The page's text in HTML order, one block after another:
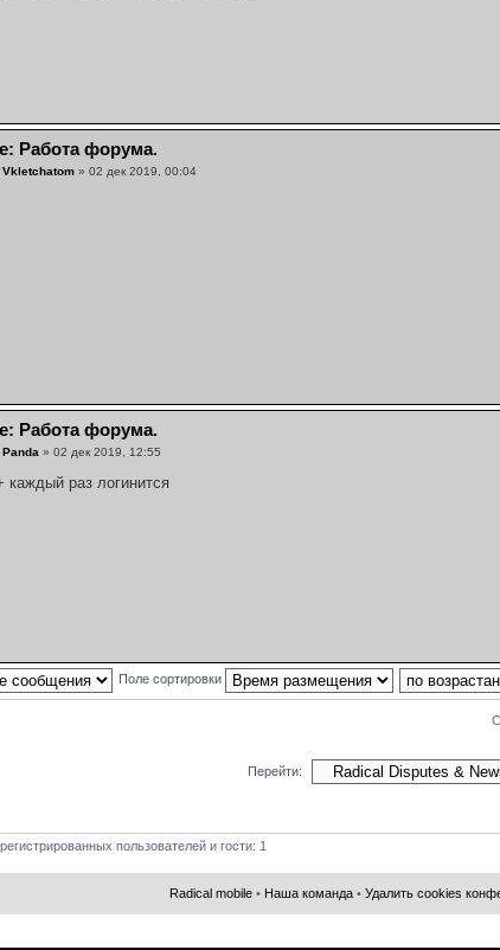
Работа форума.
Vkletchatom» 02 дек 2019, 00:04
Работа форума.
Panda » 02 дек 2019, 12:55
каждый раз логинится
Поле сортировки
Перейти:
пользователей и гости: 1
Radical mobile • Наша команда • Удалить cookies